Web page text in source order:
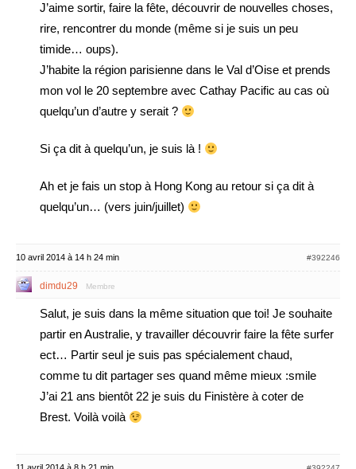
J’aime sortir, faire la fête, découvrir de nouvelles choses,
rire, rencontrer du monde (même si je suis un peu
timide… oups).
J’habite la région parisienne dans le Val d’Oise et prends
mon vol le 20 septembre avec Cathay Pacific au cas où
quelqu’un d’autre y serait ?
Si ça dit à quelqu’un, je suis là !
Ah et je fais un stop à Hong Kong au retour si ça dit à
quelqu’un… (vers juin/juillet)
10 avril 2014 à 14 h 24 min #392246
dimdu29 Membre
Salut, je suis dans la même situation que toi! Je souhaite
partir en Australie, y travailler découvrir faire la fête surfer
ect… Partir seul je suis pas spécialement chaud,
comme tu dit partager ses quand même mieux :smile
J’ai 21 ans bientôt 22 je suis du Finistère à coter de
Brest. Voilà voilà